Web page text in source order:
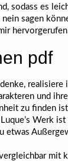
sodass es
sagen
pdf
und
zu finden
Werk
etwas